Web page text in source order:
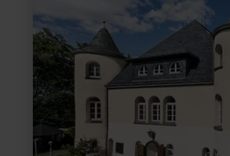
(p. ex. exercices de
en forêt et bien d'autres). Il
nourriture pour un petit pique-
sur
:
MEDIAN
Klinik
Daun
-
Altburg,
Schalkenmehren